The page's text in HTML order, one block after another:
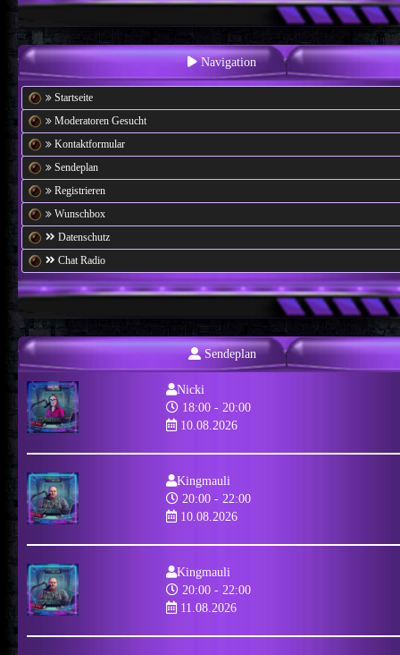
Navigation
Startseite
Moderatoren Gesucht
Kontaktformular
Sendeplan
Registrieren
Wunschbox
Datenschutz
Chat Radio
Sendeplan
Nicki
18:00 - 20:00
10.08.2026
Kingmauli
20:00 - 22:00
10.08.2026
Kingmauli
20:00 - 22:00
11.08.2026